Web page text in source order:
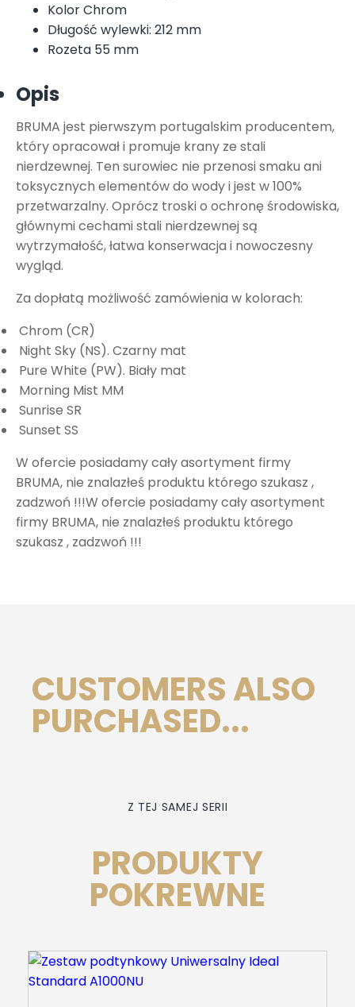
Kolor Chrom
Długość wylewki: 212 mm
Rozeta 55 mm
Opis
BRUMA jest pierwszym portugalskim producentem,
który opracował i promuje krany ze stali
nierdzewnej. Ten surowiec nie przenosi smaku ani
toksycznych elementów do wody i jest w 100%
przetwarzalny. Oprócz troski o ochronę środowiska,
głównymi cechami stali nierdzewnej są
wytrzymałość, łatwa konserwacja i nowoczesny
wygląd.
Za dopłatą możliwość zamówienia w kolorach:
Chrom (CR)
Night Sky (NS). Czarny mat
Pure White (PW). Biały mat
Morning Mist MM
Sunrise SR
Sunset SS
W ofercie posiadamy cały asortyment firmy
BRUMA, nie znalazłeś produktu którego szukasz ,
zadzwoń !!!W ofercie posiadamy cały asortyment
firmy BRUMA, nie znalazłeś produktu którego
szukasz , zadzwoń !!!
CUSTOMERS ALSO
PURCHASED...
Z TEJ SAMEJ SERII
PRODUKTY
POKREWNE